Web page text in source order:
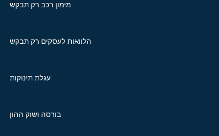
מימון רכב רק תבקש
הלוואות לעסקים רק תבקש
עגלת תינוקות
בורסה ושוק ההון